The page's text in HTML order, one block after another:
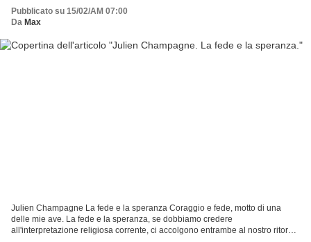
Pubblicato su 15/02/AM 07:00
Da Max
Julien Champagne La fede e la speranza Coraggio e fede, motto di una
delle mie ave. La fede e la speranza, se dobbiamo credere
all'interpretazione religiosa corrente, ci accolgono entrambe al nostro ritorno